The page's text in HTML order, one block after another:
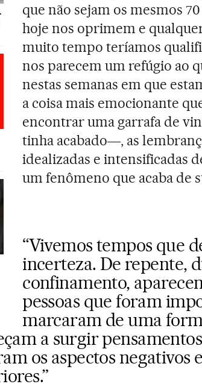
que não sejam os mesmos
hoje nos oprimem e
muito tempo teríamos
nos parecem um refúgio ao
nestas semanas em que
a coisa mais emocionante
encontrar uma garrafa de
tinha acabado―, as
idealizadas e intensificadas
um fenômeno que acaba de
“Vivemos tempos que
incerteza. De repente,
confinamento,
pessoas que foram
marcaram de uma
a surgir
os aspectos negativos